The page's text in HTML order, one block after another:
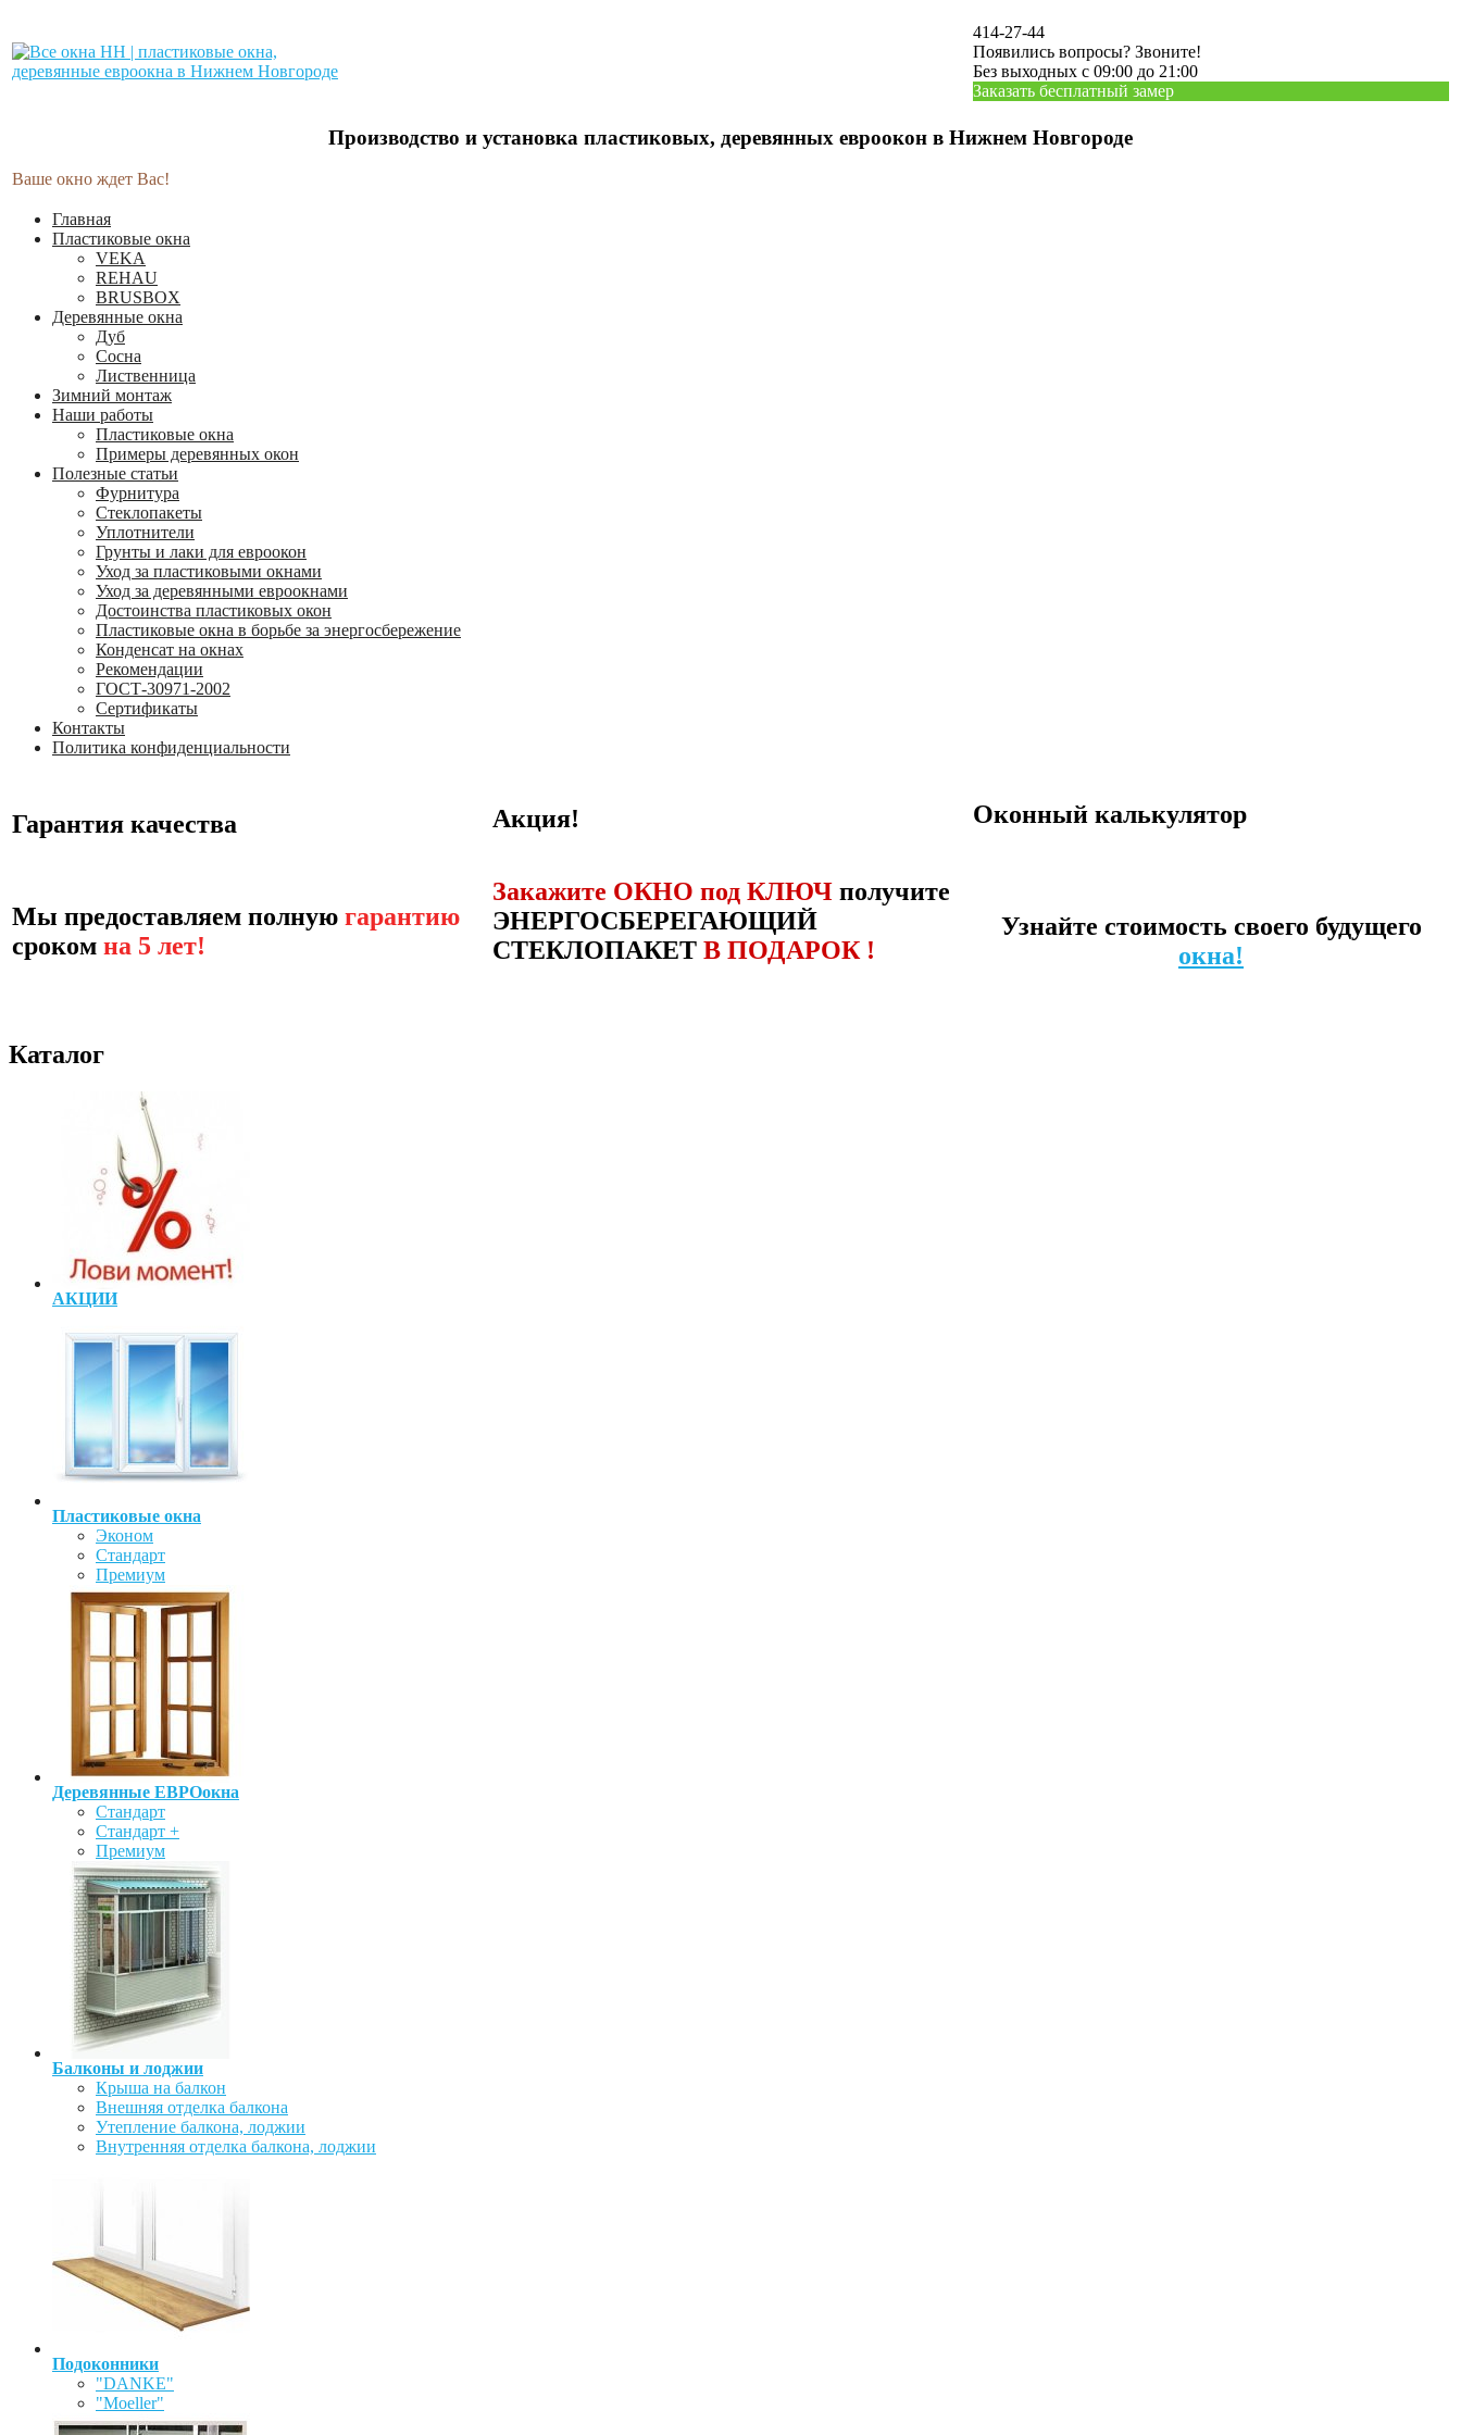
414-27-44
Появились вопросы? Звоните!
Без выходных с 09:00 до 21:00
Заказать бесплатный замер
Производство и установка пластиковых, деревянных евроокон в Нижнем Новгороде
Ваше окно ждет Вас!
Главная
Пластиковые окна
VEKA
REHAU
BRUSBOX
Деревянные окна
Дуб
Сосна
Лиственница
Зимний монтаж
Наши работы
Пластиковые окна
Примеры деревянных окон
Полезные статьи
Фурнитура
Стеклопакеты
Уплотнители
Грунты и лаки для евроокон
Уход за пластиковыми окнами
Уход за деревянными евроокнами
Достоинства пластиковых окон
Пластиковые окна в борьбе за энергосбережение
Конденсат на окнах
Рекомендации
ГОСТ-30971-2002
Сертификаты
Контакты
Политика конфиденциальности
Гарантия качества
Мы предоставляем полную гарантию
сроком на 5 лет!
Акция!
Закажите ОКНО под КЛЮЧ получите
ЭНЕРГОСБЕРЕГАЮЩИЙ
СТЕКЛОПАКЕТ В ПОДАРОК !
Оконный калькулятор
Узнайте стоимость своего будущего
окна!
Каталог
АКЦИИ
Пластиковые окна
Эконом
Стандарт
Премиум
Деревянные ЕВРОокна
Стандарт
Стандарт +
Премиум
Балконы и лоджии
Крыша на балкон
Внешняя отделка балкона
Утепление балкона, лоджии
Внутренняя отделка балкона, лоджии
Подоконники
"DANKE"
"Moeller"